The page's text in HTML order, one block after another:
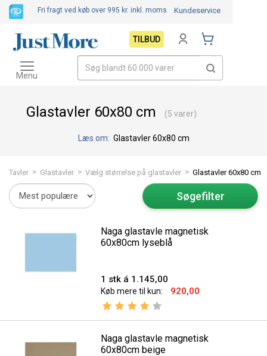
Glastavler 60x80 cm (5 varer)
Læs om: Glastavler 60x80 cm
Tavler > Glastavler > Vælg størrelse på glastavler > Glastavler 60x80 cm
Søgefilter
Naga glastavle magnetisk
60x80cm lyseblå
1 stk á 1.145,00
Køb mere til kun: 920,00
Vurdering:
Naga glastavle magnetisk
60x80cm beige
Fri fragt ved køb over 995 kr. inkl. moms Kundeservice
TILBUD
Toggle
navigation
Menu